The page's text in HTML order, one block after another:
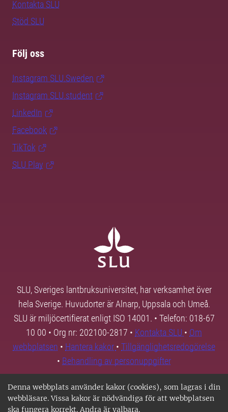
Denna webbplats använder kakor (cookies), som lagras i din
webbläsare. Vissa kakor är nödvändiga för att webbplatsen
ska fungera korrekt. Andra är valbara.
Kontakta SLU
Stöd SLU
Följ oss
Instagram SLU.Sweden
Instagram SLU.student
LinkedIn
Facebook
TikTok
SLU Play
SLU, Sveriges lantbruksuniversitet, har verksamhet över
hela Sverige. Huvudorter är Alnarp, Uppsala och Umeå.
SLU är miljöcertifierat enligt ISO 14001. • Telefon: 018-67
10 00 • Org nr: 202100-2817 • Kontakta SLU • Om
webbplatsen • Hantera kakor • Tillgänglighetsredogörelse
• Behandling av personuppgifter